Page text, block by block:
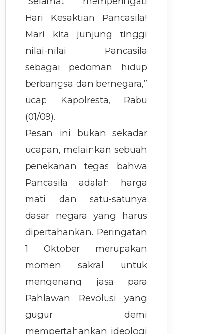
Hari Kesaktian Pancasila!
Mari kita junjung tinggi
nilai-nilai Pancasila
sebagai pedoman hidup
berbangsa dan bernegara,”
ucap Kapolresta, Rabu
(01/09).
Pesan ini bukan sekadar
ucapan, melainkan sebuah
penekanan tegas bahwa
Pancasila adalah harga
mati dan satu-satunya
dasar negara yang harus
dipertahankan. Peringatan
1 Oktober merupakan
momen sakral untuk
mengenang jasa para
Pahlawan Revolusi yang
gugur demi
mempertahankan ideologi